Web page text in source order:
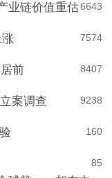
643
6
业链价值重估
574
7
407
8
前
238
9
案调查
160
85